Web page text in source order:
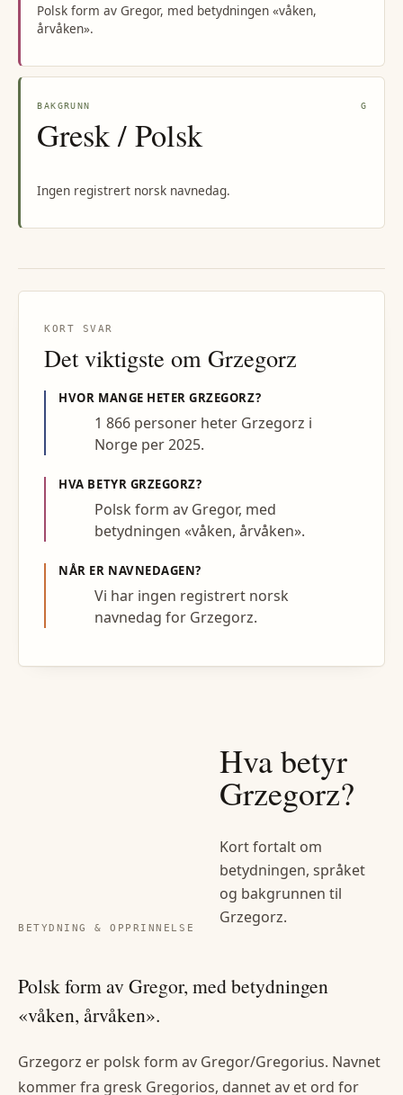
Polsk form av Gregor, med betydningen «våken,
årvåken».
BAKGRUNN G
Gresk / Polsk
Ingen registrert norsk navnedag.
KORT SVAR
Det viktigste om Grzegorz
HVOR MANGE HETERGRZEGORZ?
1 866 personer heter Grzegorz i
Norge per 2025.
HVA BETYR GRZEGORZ?
Polsk form av Gregor, med
betydningen «våken, årvåken».
NÅR ER NAVNEDAGEN?
Vi har ingen registrert norsk
navnedag for Grzegorz.
BETYDNING & OPPRINNELSE
Hva betyr
Grzegorz?
Kort fortalt om
betydningen, språket
og bakgrunnen til
Grzegorz.
Polsk form av Gregor, med betydningen
«våken, årvåken».
Grzegorz er polsk form av Gregor/Gregorius. Navnet
kommer fra gresk Gregorios, dannet av et ord for